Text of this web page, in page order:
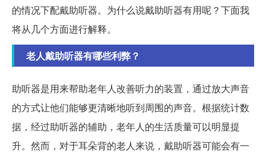
的情况下配戴助听器。为什么说戴助听器有用呢？下面我
将从几个方面进行解释。
老人戴助听器有哪些利弊？
助听器是用来帮助老年人改善听力的装置，通过放大声音
的方式让他们能够更清晰地听到周围的声音。根据统计数
据，经过助听器的辅助，老年人的生活质量可以明显提
升。然而，对于耳朵背的老人来说，戴助听器可能会有一